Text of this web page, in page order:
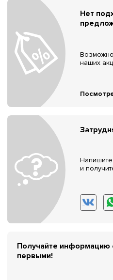
Нет
наших
Напишите
и
Получайте информацию
первыми!